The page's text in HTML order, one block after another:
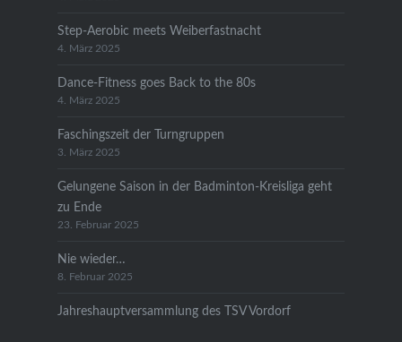
Step-Aerobic meets Weiberfastnacht
4. März 2025
Dance-Fitness goes Back to the 80s
4. März 2025
Faschingszeit der Turngruppen
3. März 2025
Gelungene Saison in der Badminton-Kreisliga geht
zu Ende
23. Februar 2025
Nie wieder…
8. Februar 2025
Jahreshauptversammlung des TSV Vordorf